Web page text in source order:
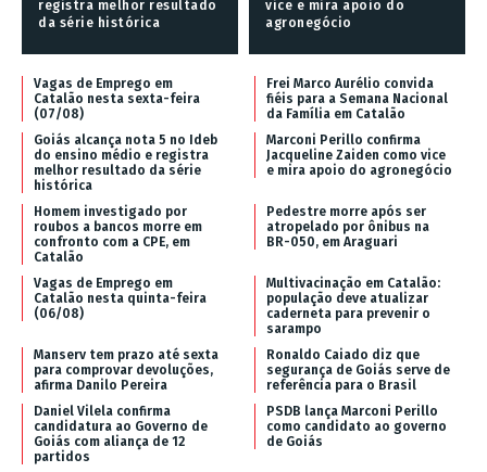
registra melhor resultado
da série histórica
vice e mira apoio do
agronegócio
Vagas de Emprego em
Catalão nesta sexta-feira
(07/08)
Frei Marco Aurélio convida
fiéis para a Semana Nacional
da Família em Catalão
Goiás alcança nota 5 no Ideb
do ensino médio e registra
melhor resultado da série
histórica
Marconi Perillo confirma
Jacqueline Zaiden como vice
e mira apoio do agronegócio
Homem investigado por
roubos a bancos morre em
confronto com a CPE, em
Catalão
Pedestre morre após ser
atropelado por ônibus na
BR-050, em Araguari
Vagas de Emprego em
Catalão nesta quinta-feira
(06/08)
Multivacinação em Catalão:
população deve atualizar
caderneta para prevenir o
sarampo
Manserv tem prazo até sexta
para comprovar devoluções,
afirma Danilo Pereira
Ronaldo Caiado diz que
segurança de Goiás serve de
referência para o Brasil
Daniel Vilela confirma
candidatura ao Governo de
Goiás com aliança de 12
partidos
PSDB lança Marconi Perillo
como candidato ao governo
de Goiás